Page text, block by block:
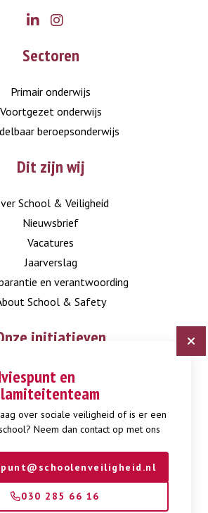
en
over sociale veiligheid of is er een
Neem dan contact op met ons
030 285 66 16
Sectoren
Primair onderwijs
Voortgezet onderwijs
beroepsonderwijs
Dit zijn wij
School & Veiligheid
Nieuwsbrief
Vacatures
Jaarverslag
en verantwoording
School & Safety
initiatieven
Veiligheidsplan
Burgerschap
Gendi
Week tegen Pesten